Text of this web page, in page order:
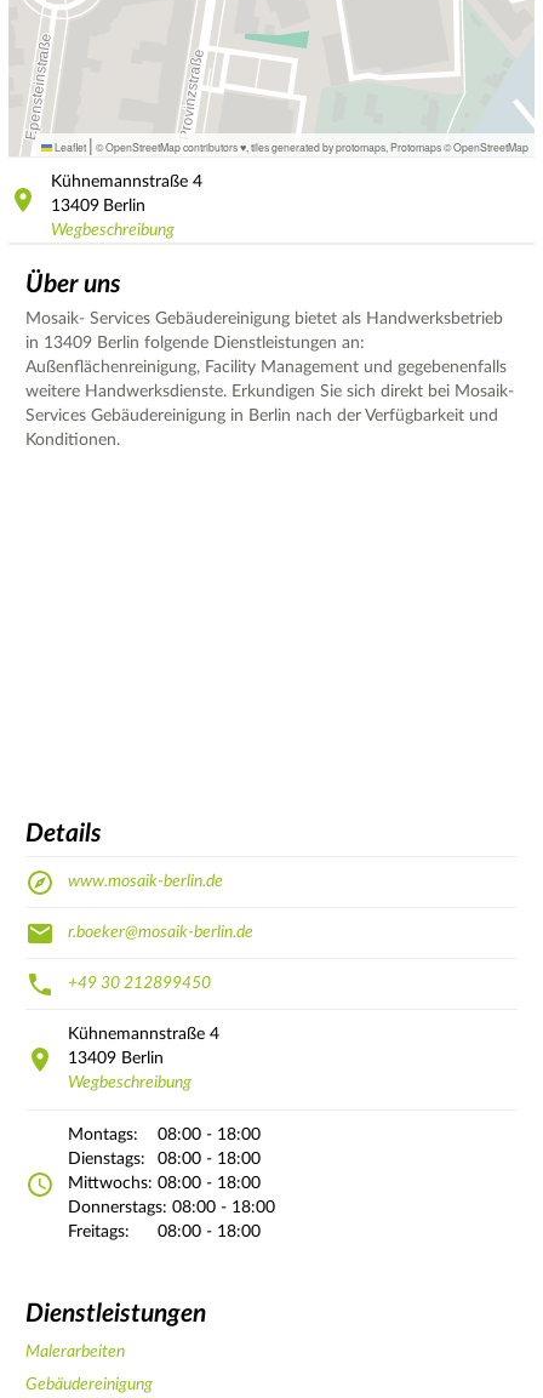
Leaflet | © OpenStreetMap contributors ♥, tiles generated by protomaps Protomaps©OpenStreetMap
Kühnemannstraße 4
13409 Berlin
Wegbeschreibung
Über uns
Mosaik- Services Gebäudereinigung bietet als Handwerksbetrieb
in 13409 Berlin folgende Dienstleistungen an:
Außenflächenreinigung, Facility Management und gegebenenfalls
weitere Handwerksdienste. Erkundigen Sie sich direkt bei Mosaik-
Services Gebäudereinigung in Berlin nach der Verfügbarkeit und
Konditionen.
Details
www.mosaik-berlin.de
r.boeker@mosaik-berlin.de
+49 30 212899450
Kühnemannstraße 4
13409 Berlin
Wegbeschreibung
Montags:
08:00 - 18:00
Dienstags:
08:00 - 18:00
Mittwochs: 08:00 - 18:00
Donnerstags: 08:00 - 18:00
Freitags:
08:00 - 18:00
Dienstleistungen
Malerarbeiten
Gebäudereinigung